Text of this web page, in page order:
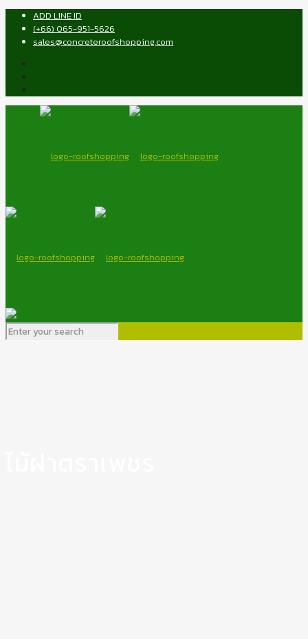
ADD LINE ID
(+66) 065-951-5626
sales@concreteroofshopping.com